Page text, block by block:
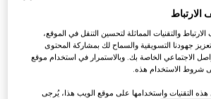
والتقنيات المماثلة لتحسين التنقل في الموقع،
جهودنا التسويقية والسماح لك بمشاركة المحتوى
الاجتماعي الخاصة بك. وبالاستمرار في استخدام موقع
شروط الاستخدام هذه.
التقنيات واستخدامها على موقع الويب هذا، يُرجى